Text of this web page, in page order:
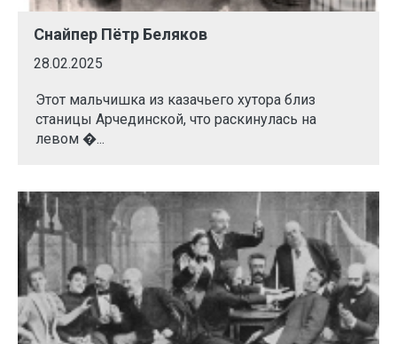
Снайпер Пётр Беляков
28.02.2025
Этот мальчишка из казачьего хутора близ
станицы Арчединской, что раскинулась на
левом �...